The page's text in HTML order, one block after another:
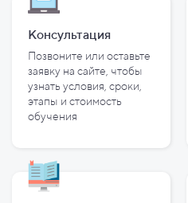
Консультация
Позвоните или оставьте
заявку на сайте, чтобы
узнать условия, сроки,
этапы и стоимость
обучения